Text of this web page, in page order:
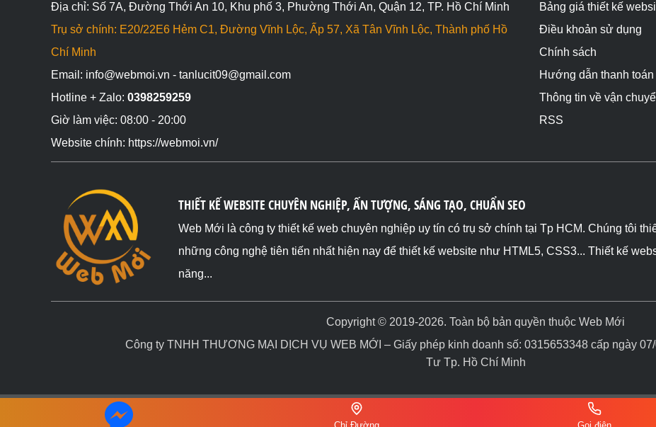
Địa chỉ: Số 7A, Đường Thới An 10, Khu phố 3, Phường Thới An, Quận 12, TP. Hồ Chí Minh
Trụ sở chính: E20/22E6 Hẻm C1, Đường Vĩnh Lộc, Ấp 57, Xã Tân Vĩnh Lộc, Thành phố Hồ
Chí Minh
Email: info@webmoi.vn - tanlucit09@gmail.com
Hotline + Zalo: 0398259259
Giờ làm việc: 08:00 - 20:00
Website chính: https://webmoi.vn/
Bảng giá thiết kế
Điều khoản sử dụng
Chính sách
Hướng dẫn thanh toán
Thông tin về vận
RSS
THIẾT KẾ WEBSITE CHUYÊN NGHIỆP, ẤN TƯỢNG, SÁNG TẠO, CHUẨN SEO
Web Mới là công ty thiết kế web chuyên nghiệp uy tín có trụ sở chính tại Tp HCM. Chúng tôi
những công nghệ tiên tiến nhất hiện nay để thiết kế website như HTML5, CSS3... Thiết kế
năng...
Copyright © 2019-2026. Toàn bộ bản quyền thuộc Web Mới
Công ty TNHH THƯƠNG MẠI DỊCH VỤ WEB MỚI – Giấy phép kinh doanh số: 0315653348 cấp ngày
Tư Tp. Hồ Chí Minh